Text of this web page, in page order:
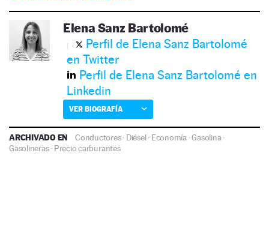
Elena Sanz Bartolomé
Perfil de Elena Sanz Bartolomé
en Twitter
Perfil de Elena Sanz Bartolomé en
Linkedin
VER BIOGRAFÍA
ARCHIVADO EN Conductores· Diésel· Economía·Gasolina·
Gasolineras· Precio carburantes